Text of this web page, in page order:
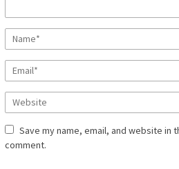
Save my name, email, and website in
comment.